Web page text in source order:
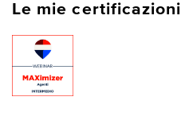
Le mie certificazioni